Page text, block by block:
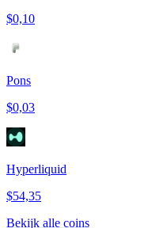
$0,10
Pons
$0,03
Hyperliquid
$54,35
Bekijk alle coins